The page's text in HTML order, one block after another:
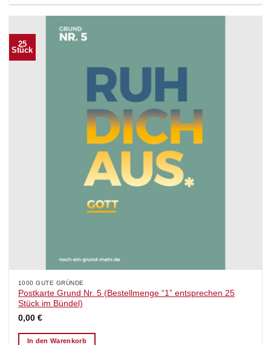
25
Stück
1000 GUTE GRÜNDE
Postkarte Grund Nr. 5 (Bestellmenge “1” entsprechen 25
Stück im Bündel)
0,00 €
In den Warenkorb